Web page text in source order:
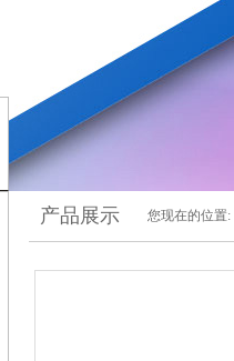
产品展示 您现在的位置: